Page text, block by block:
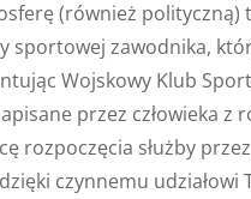
(również polityczną)
zawodnika,
Wojskowy Klub
przez człowieka z
rozpoczęcia służby
czynnemu